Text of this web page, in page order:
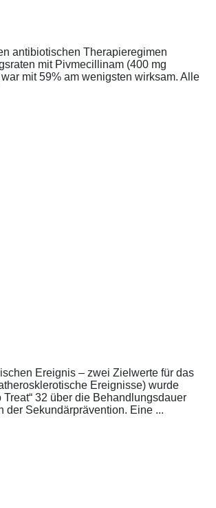
antibiotischen Therapieregimen
mit Pivmecillinam (400 mg
mit 59% am wenigsten wirksam. Alle
Ereignis – zwei Zielwerte für das
Ereignisse) wurde
32 über die Behandlungsdauer
der Sekundärprävention. Eine ...